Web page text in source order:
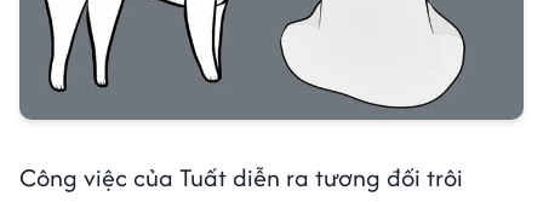
Công việc của Tuất diễn ra tương đối trôi